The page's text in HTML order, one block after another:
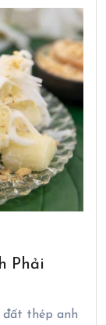
Phải
đất thép anh